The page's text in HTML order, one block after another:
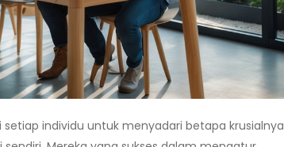
individu untuk menyadari betapa krusialnya